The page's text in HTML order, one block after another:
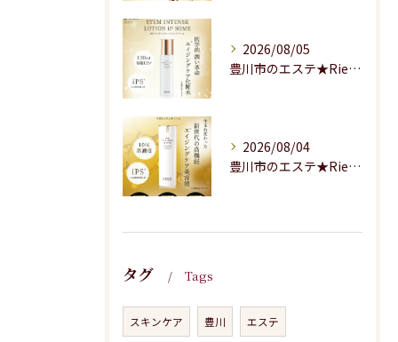
2026/08/05
豊川市のエステ★Riesaの商品のご紹介★
2026/08/04
豊川市のエステ★Riesaの商品のご紹介
タグ Tags
スキンケア 豊川 エステ